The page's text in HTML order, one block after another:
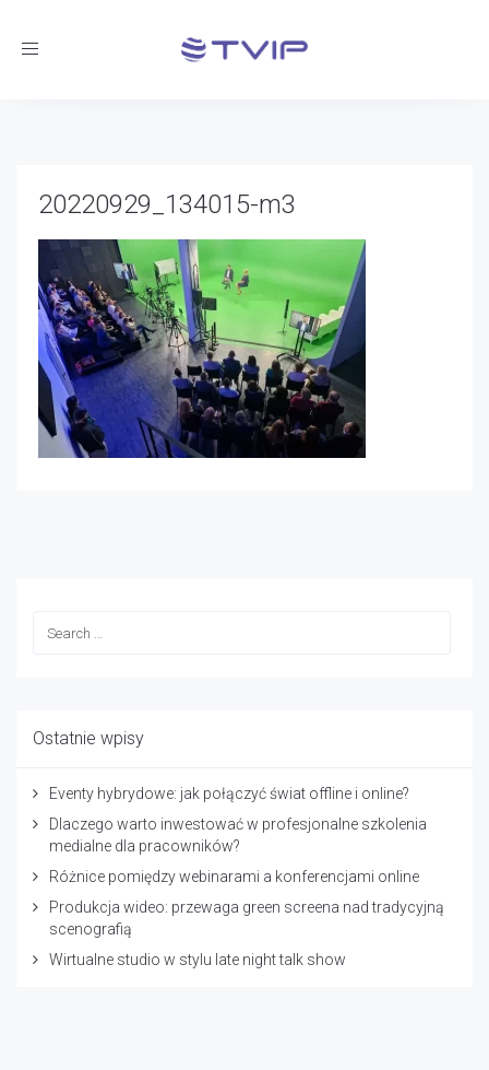
Toggle
20220929_134015-m3
Ostatnie wpisy
Eventy hybrydowe: jak połączyć świat offline i online?
Dlaczego warto inwestować w profesjonalne szkolenia
medialne dla pracowników?
Różnice pomiędzy webinarami a konferencjami online
Produkcja wideo: przewaga green screena nad tradycyjną
scenografią
Wirtualne studio w stylu late night talk show